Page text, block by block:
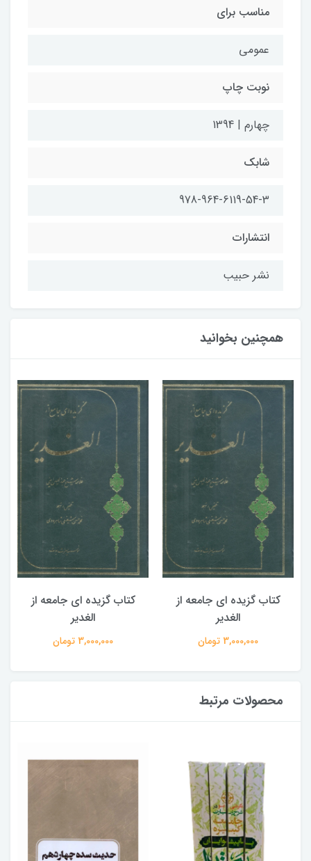
مناسب برای
عمومی
نوبت چاپ
چهارم | 1394
شابک
978-964-6119-54-3
انتشارات
نشر حبیب
همچنین بخوانید
کتاب گزیده ای جامعه از
الغدیر
3,000,000 تومان
کتاب گزیده ای جامعه از
الغدیر
3,000,000 تومان
محصولات مرتبط